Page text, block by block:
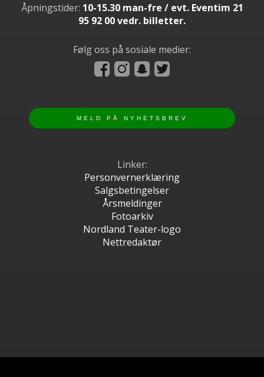
Åpningstider: 10-15.30 man-fre / evt. Eventim 21
95 92 00 vedr. billetter.
Følg oss på sosiale medier:
Linker:
Personvernerklæring
Salgsbetingelser
Årsmeldinger
Fotoarkiv
Nordland Teater-logo
Nettredaktør